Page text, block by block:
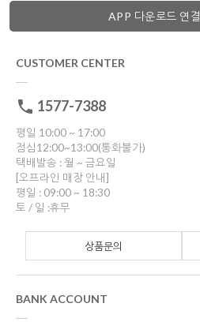
APP 다운로드 연
CUSTOMER CENTER
1577-7388
평일 10:00 ~ 17:00
점심12:00~13:00(통화불가)
택배발송 : 월 ~ 금요일
[오프라인 매장 안내]
평일 : 09:00 ~ 18:30
토 / 일 :휴무
상품문의
BANK ACCOUNT